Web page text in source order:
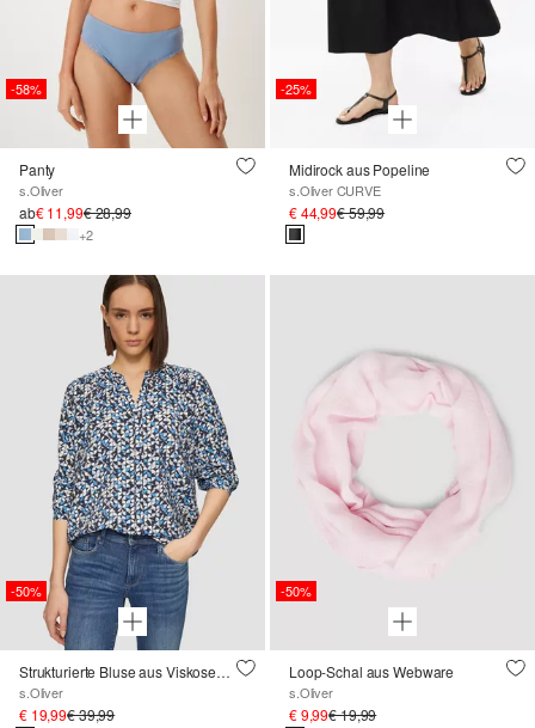
-58%
Panty
s.Oliver
ab€ 11,99€ 28,99
+2
-25%
Midirock aus Popeline
s.Oliver CURVE
€ 44,99€ 59,99
-50%
Strukturierte Bluse aus Viskosemix
s.Oliver
€ 19,99€ 39,99
-50%
Loop-Schal aus Webware
s.Oliver
€ 9,99€ 19,99